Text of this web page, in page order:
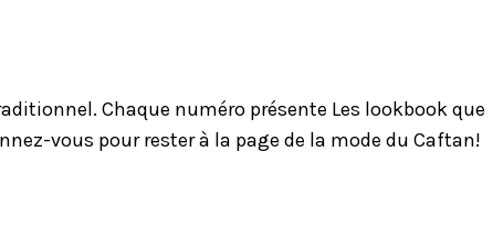
Chaque numéro présente Les lookbook que
vous pour rester à la page de la mode du Caftan!